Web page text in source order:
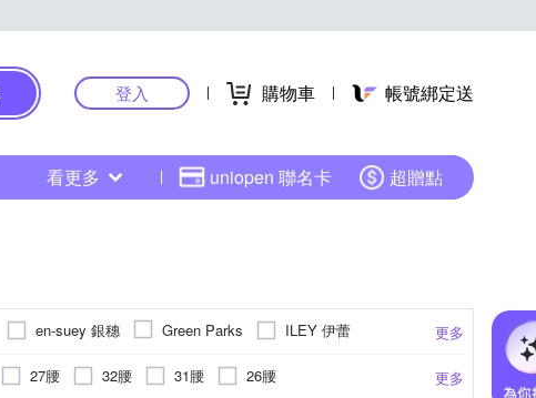
登入 購物車 帳號綁定送
看更多 uniopen 聯名卡 超贈點
更多
en-suey 銀穗 Green Parks
ILEY 伊蕾
MYSHEROS 蜜雪兒
MYVEGA 麥雪爾
更多
27腰 32腰 31腰
26腰